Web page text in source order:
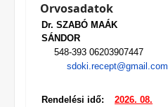
Orvosadatok
Dr. SZABÓ MAÁK
SÁNDOR
548-393 06203907447
sdoki.recept@gmail.com
Rendelési idő:
2026. 08.